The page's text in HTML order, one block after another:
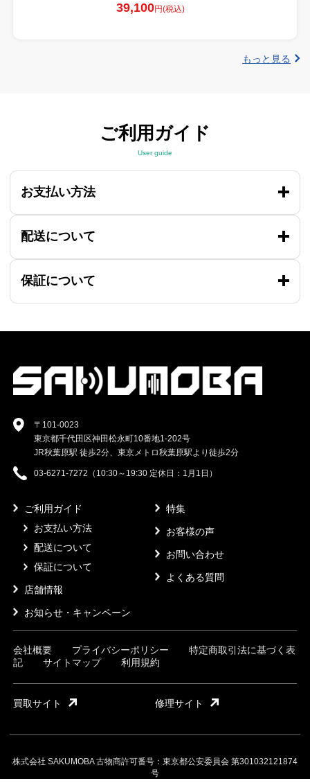
39,100円(税込)
もっと見る
ご利用ガイド
User guide
お支払い方法
配送について
保証について
〒101-0023
東京都千代田区神田松永町10番地1-202号
JR秋葉原駅 徒歩2分、東京メトロ秋葉原駅より徒歩2分
03-6271-7272（10:30～19:30 定休日：1月1日）
ご利用ガイド
お支払い方法
配送について
保証について
店舗情報
お知らせ・キャンペーン
特集
お客様の声
お問い合わせ
よくある質問
会社概要 プライバシーポリシー
特定商取引法に基づく表
記
サイトマップ 利用規約
買取サイト 修理サイト
株式会社 SAKUMOBA 古物商許可番号：東京都公安委員会 第301032121874
号